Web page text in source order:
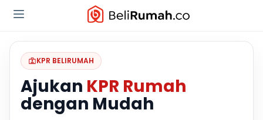
KPR BELIRUMAH
Ajukan KPR Rumah
dengan Mudah